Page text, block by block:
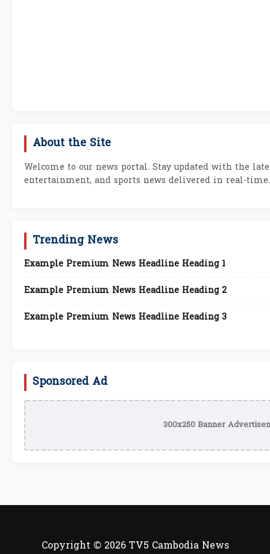
About the Site
Welcome to our news portal. Stay updated with the
entertainment, and sports news delivered in real-time.
Trending News
Example Premium News Headline Heading 1
Example Premium News Headline Heading 2
Example Premium News Headline Heading 3
Sponsored Ad
300x250 Banner
Copyright © 2026 TV5 Cambodia News